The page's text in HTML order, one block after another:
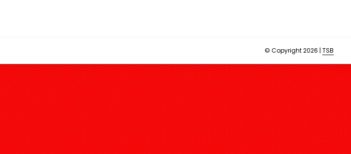
© Copyright 2026 | TSB